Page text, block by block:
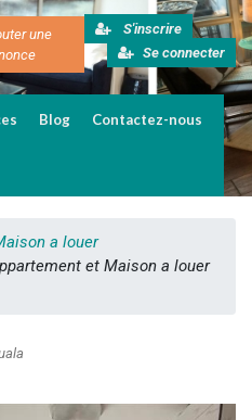
une
S'inscrire
Se connecter
Blog Contactez-nous
a louer
et Maison a louer